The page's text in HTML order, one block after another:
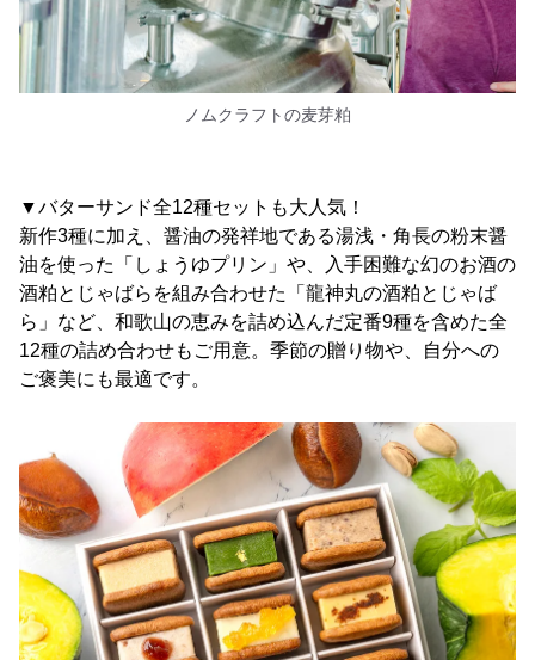
ノムクラフトの麦芽粕
▼バターサンド全12種セットも大人気！
新作3種に加え、醤油の発祥地である湯浅・角長の粉末醤
油を使った「しょうゆプリン」や、入手困難な幻のお酒の
酒粕とじゃばらを組み合わせた「龍神丸の酒粕とじゃば
ら」など、和歌山の恵みを詰め込んだ定番9種を含めた全
12種の詰め合わせもご用意。季節の贈り物や、自分への
ご褒美にも最適です。